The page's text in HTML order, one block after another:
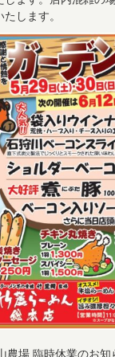
します。
農場 臨時休業のお知